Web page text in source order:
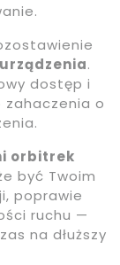
.
dostęp i
zahaczenia o
orbitrek
być Twoim
poprawie
ruchu —
na dłuższy